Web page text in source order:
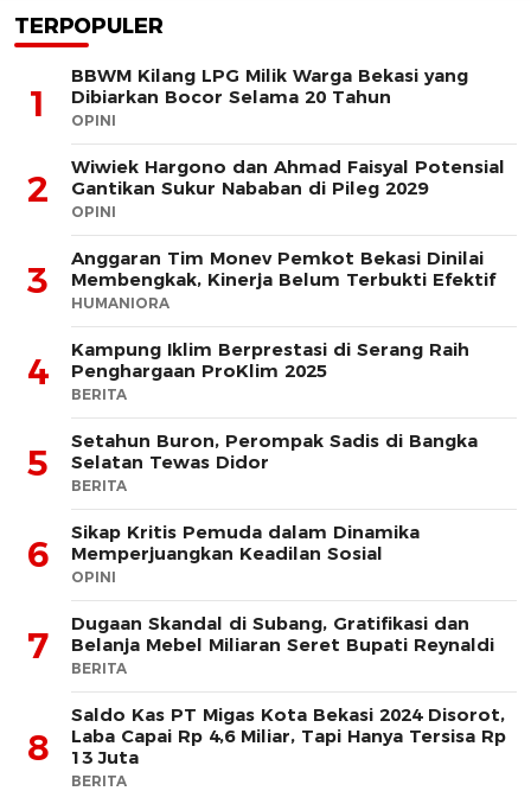
TERPOPULER
1
BBWM Kilang LPG Milik Warga Bekasi yang
Dibiarkan Bocor Selama 20 Tahun
OPINI
2
Wiwiek Hargono dan Ahmad Faisyal Potensial
Gantikan Sukur Nababan di Pileg 2029
OPINI
3
Anggaran Tim Monev Pemkot Bekasi Dinilai
Membengkak, Kinerja Belum Terbukti Efektif
HUMANIORA
4
Kampung Iklim Berprestasi di Serang Raih
Penghargaan ProKlim 2025
BERITA
5
Setahun Buron, Perompak Sadis di Bangka
Selatan Tewas Didor
BERITA
6
Sikap Kritis Pemuda dalam Dinamika
Memperjuangkan Keadilan Sosial
OPINI
7
Dugaan Skandal di Subang, Gratifikasi dan
Belanja Mebel Miliaran Seret Bupati Reynaldi
BERITA
8
Saldo Kas PT Migas Kota Bekasi 2024 Disorot,
Laba Capai Rp 4,6 Miliar, Tapi Hanya Tersisa Rp
13 Juta
BERITA